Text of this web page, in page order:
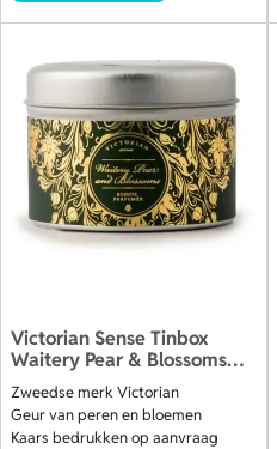
Victorian Sense Tinbox
Waitery Pear & Blossoms
geurkaars
Zweedse merk Victorian
Geur van peren en bloemen
Kaars bedrukken op aanvraag